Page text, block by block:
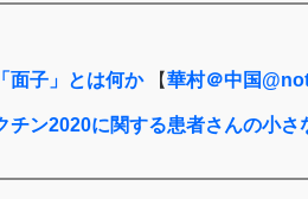
面子」とは何か【華村＠中国
チン2020に関する患者さんの小